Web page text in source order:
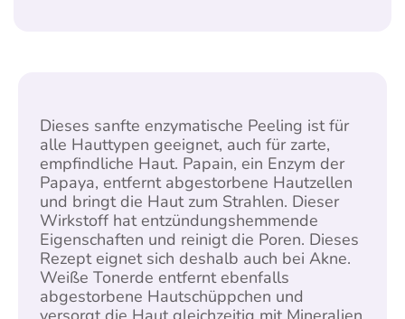
Dieses sanfte enzymatische Peeling ist für
alle Hauttypen geeignet, auch für zarte,
empfindliche Haut. Papain, ein Enzym der
Papaya, entfernt abgestorbene Hautzellen
und bringt die Haut zum Strahlen. Dieser
Wirkstoff hat entzündungshemmende
Eigenschaften und reinigt die Poren. Dieses
Rezept eignet sich deshalb auch bei Akne.
Weiße Tonerde entfernt ebenfalls
abgestorbene Hautschüppchen und